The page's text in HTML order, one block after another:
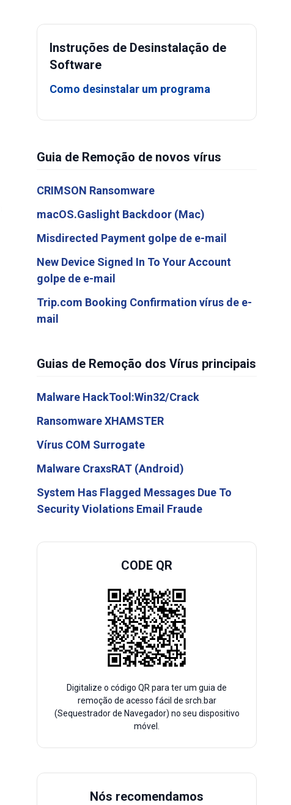
Instruções de Desinstalação de
Software
Como desinstalar um programa
Guia de Remoção de novos vírus
CRIMSON Ransomware
macOS.Gaslight Backdoor (Mac)
Misdirected Payment golpe de e-mail
New Device Signed In To Your Account
golpe de e-mail
Trip.com Booking Confirmation vírus de e-
mail
Guias de Remoção dos Vírus principais
Malware HackTool:Win32/Crack
Ransomware XHAMSTER
Vírus COM Surrogate
Malware CraxsRAT (Android)
System Has Flagged Messages Due To
Security Violations Email Fraude
CODE QR
Digitalize o código QR para ter um guia de
remoção de acesso fácil de srch.bar
(Sequestrador de Navegador) no seu dispositivo
móvel.
Nós recomendamos